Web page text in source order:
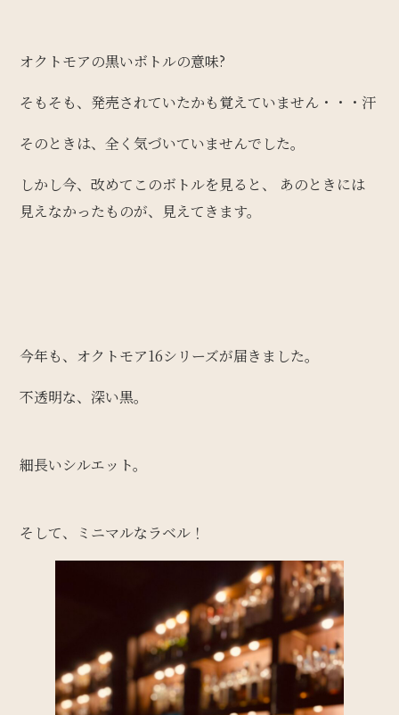
オクトモアの黒いボトルの意味?
そもそも、発売されていたかも覚えていません・・・汗
そのときは、全く気づいていませんでした。
しかし今、改めてこのボトルを見ると、 あのときには
見えなかったものが、見えてきます。
今年も、オクトモア16シリーズが届きました。
不透明な、深い黒。
細長いシルエット。
そして、ミニマルなラベル！